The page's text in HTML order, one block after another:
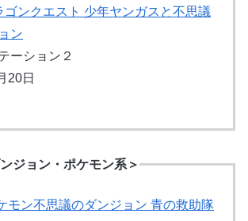
ゴンクエスト 少年ヤンガスと不思議
ン
ーション２
20日
ジョン・ポケモン系＞
モン不思議のダンジョン 青の救助隊